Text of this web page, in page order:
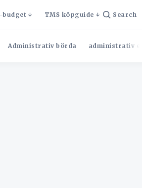
budget TMS köpguide Search
Administrativ börda administrativ